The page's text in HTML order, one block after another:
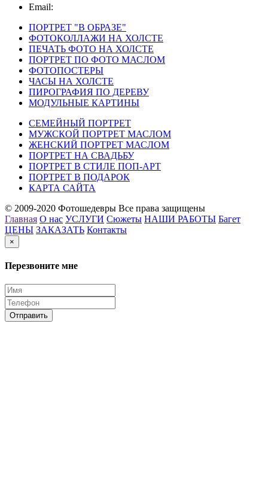
Email:
ПОРТРЕТ "В ОБРАЗЕ"
ФОТОКОЛЛАЖИ НА ХОЛСТЕ
ПЕЧАТЬ ФОТО НА ХОЛСТЕ
ПОРТРЕТ ПО ФОТО МАСЛОМ
ФОТОПОСТЕРЫ
ЧАСЫ НА ХОЛСТЕ
ПИРОГРАФИЯ ПО ДЕРЕВУ
МОДУЛЬНЫЕ КАРТИНЫ
СЕМЕЙНЫЙ ПОРТРЕТ
МУЖСКОЙ ПОРТРЕТ МАСЛОМ
ЖЕНСКИЙ ПОРТРЕТ МАСЛОМ
ПОРТРЕТ НА СВАДЬБУ
ПОРТРЕТ В СТИЛЕ ПОП-АРТ
ПОРТРЕТ В ПОДАРОК
КАРТА САЙТА
© 2009-2020 Фотошедевры Все права защищены
Главная О нас УСЛУГИ Сюжеты НАШИ РАБОТЫ Багет
ЦЕНЫ ЗАКАЗАТЬ Контакты
×
Перезвоните мне
Отправить